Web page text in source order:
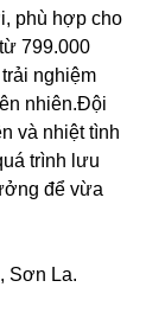
phù hợp cho
799.000
nghiệm
nhiên.Đội
và nhiệt tình
trình lưu
để vừa
Sơn La.